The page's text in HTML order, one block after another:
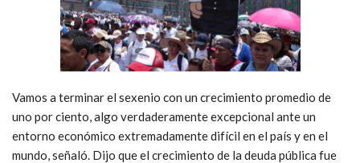
Vamos a terminar el sexenio con un crecimiento promedio de
uno por ciento, algo verdaderamente excepcional ante un
entorno económico extremadamente difícil en el país y en el
mundo, señaló. Dijo que el crecimiento de la deuda pública fue